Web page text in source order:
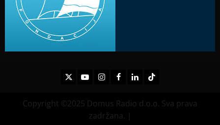
TwitterYoutubeInstagramFacebook
LinkedInTikTok
Copyright ©2025 Domus Radio d.o.o. Sva prava
zadržana. |